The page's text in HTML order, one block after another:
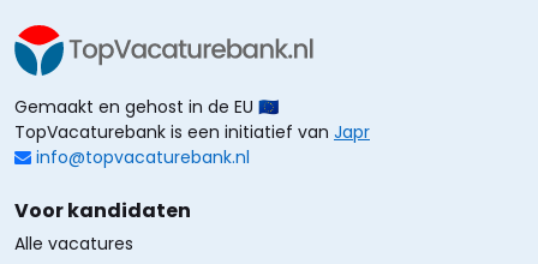
Gemaakt en gehost in de EU 🇪🇺
TopVacaturebank is een initiatief van Japr
info@topvacaturebank.nl
Voor kandidaten
Alle vacatures